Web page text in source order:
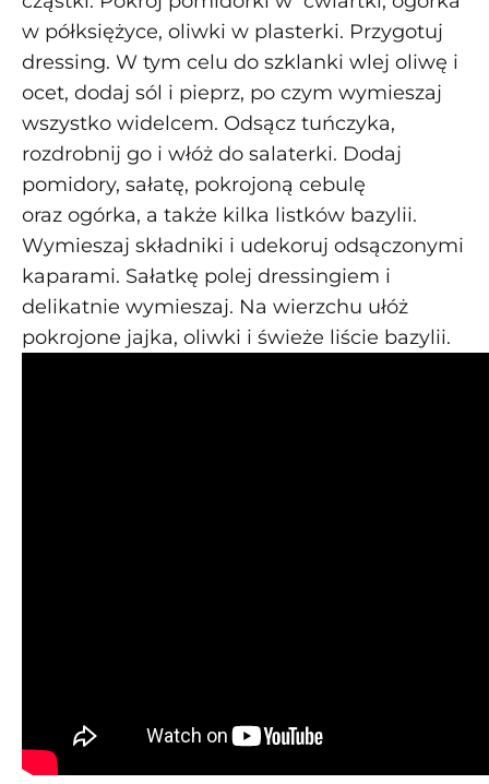
w półksiężyce, oliwki w plasterki. Przygotuj
dressing. W tym celu do szklanki wlej oliwę i
ocet, dodaj sól i pieprz, po czym wymieszaj
wszystko widelcem. Odsącz tuńczyka,
rozdrobnij go i włóż do salaterki. Dodaj
pomidory, sałatę, pokrojoną cebulę
oraz ogórka, a także kilka listków bazylii.
Wymieszaj składniki i udekoruj odsączonymi
kaparami. Sałatkę polej dressingiem i
delikatnie wymieszaj. Na wierzchu ułóż
pokrojone jajka, oliwki i świeże liście bazylii.